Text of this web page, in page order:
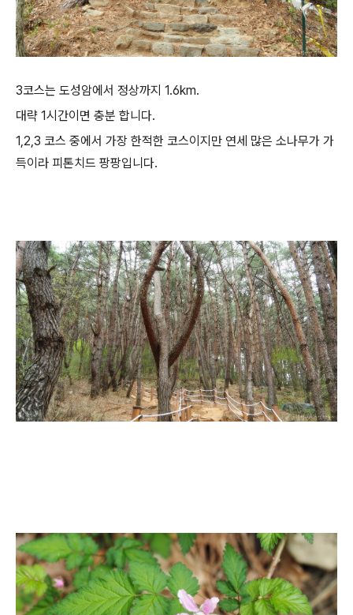
3코스는 도성암에서 정상까지 1.6km.
대략 1시간이면 충분 합니다.
1,2,3 코스 중에서 가장 한적한 코스이지만 연세 많은 소나무가 가
득이라 피톤치드 팡팡입니다.